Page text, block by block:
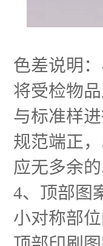
色差说明
将受检物
与标准样
规范端正
应无多余
4、顶部图
小对称部